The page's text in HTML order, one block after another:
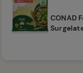
CONAD